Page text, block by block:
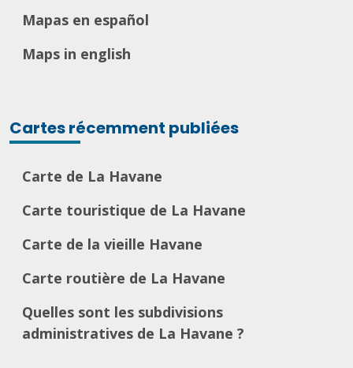
Mapas en español
Maps in english
Cartes récemment publiées
Carte de La Havane
Carte touristique de La Havane
Carte de la vieille Havane
Carte routière de La Havane
Quelles sont les subdivisions
administratives de La Havane ?